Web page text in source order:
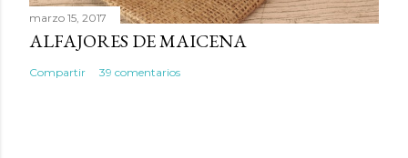
marzo 15, 2017
ALFAJORES DE MAICENA
Compartir 39 comentarios